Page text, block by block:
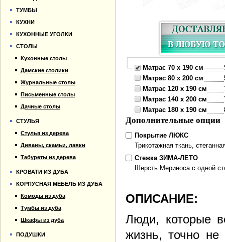
Матрас 70 x 190 см
Матрас 80 x 200 см
Матрас 120 x 190 см
Матрас 140 x 200 см
Матрас 180 x 190 см
Дополнительные опции
Покрытие ЛЮКС
Трикотажная ткань,
Стежка ЗИМА-ЛЕТО
Шерсть Мериноса с одной
ОПИСАНИЕ:
Люди, которые
жизнь, точно не
ТУМБЫ
КУХНИ
КУХОННЫЕ УГОЛКИ
СТОЛЫ
Кухонные столы
Дамские столики
Журнальные столы
Письменные столы
Дачные столы
СТУЛЬЯ
Стулья из дерева
Диваны, скамьи, лавки
Табуреты из дерева
КРОВАТИ ИЗ ДУБА
КОРПУСНАЯ МЕБЕЛЬ ИЗ ДУБА
Комоды из дуба
Тумбы из дуба
Шкафы из дуба
ПОДУШКИ